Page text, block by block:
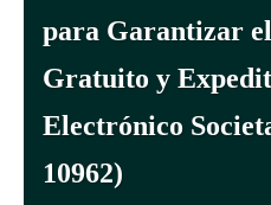
para Garantizar
Gratuito y
Electrónico
10962)